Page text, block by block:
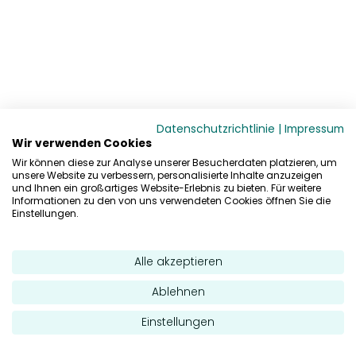
Datenschutzrichtlinie | Impressum
Wir verwenden Cookies
Wir können diese zur Analyse unserer Besucherdaten platzieren, um
unsere Website zu verbessern, personalisierte Inhalte anzuzeigen
und Ihnen ein großartiges Website-Erlebnis zu bieten. Für weitere
Informationen zu den von uns verwendeten Cookies öffnen Sie die
Einstellungen.
Alle akzeptieren
Ablehnen
Einstellungen